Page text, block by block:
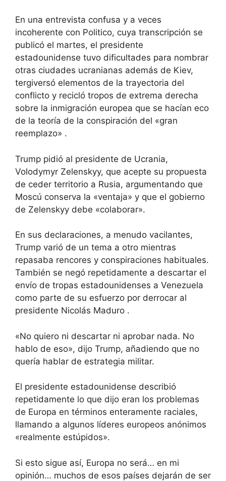
En una entrevista confusa y a veces
incoherente con Politico, cuya transcripción se
publicó el martes, el presidente
estadounidense tuvo dificultades para nombrar
otras ciudades ucranianas además de Kiev,
tergiversó elementos de la trayectoria del
conflicto y recicló tropos de extrema derecha
sobre la inmigración europea que se hacían eco
de la teoría de la conspiración del «gran
reemplazo» .
Trump pidió al presidente de Ucrania,
Volodymyr Zelenskyy, que acepte su propuesta
de ceder territorio a Rusia, argumentando que
Moscú conserva la «ventaja» y que el gobierno
de Zelenskyy debe «colaborar».
En sus declaraciones, a menudo vacilantes,
Trump varió de un tema a otro mientras
repasaba rencores y conspiraciones habituales.
También se negó repetidamente a descartar el
envío de tropas estadounidenses a Venezuela
como parte de su esfuerzo por derrocar al
presidente Nicolás Maduro .
«No quiero ni descartar ni aprobar nada. No
hablo de eso», dijo Trump, añadiendo que no
quería hablar de estrategia militar.
El presidente estadounidense describió
repetidamente lo que dijo eran los problemas
de Europa en términos enteramente raciales,
llamando a algunos líderes europeos anónimos
«realmente estúpidos».
Si esto sigue así, Europa no será… en mi
opinión… muchos de esos países dejarán de ser